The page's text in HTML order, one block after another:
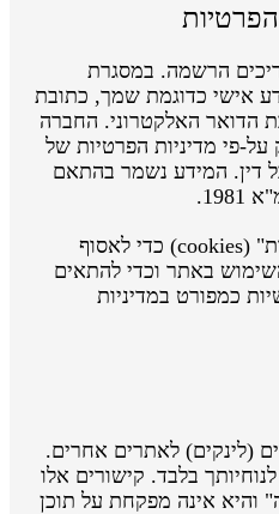
הרשמה. במסגרת
כדוגמת שמך, כתובת
הדואר האלקטרוני. החברה
פי מדיניות הפרטיות של
המידע נשמר בהתאם
באתר נעשה שימוש ב"עוגיות" (cookies) כדי לאסוף
באתר וכדי להתאים
כמפורט במדיניות
(לינקים) לאתרים אחרים.
בלבד. קישורים אלו
אינה מפקחת על תוכן